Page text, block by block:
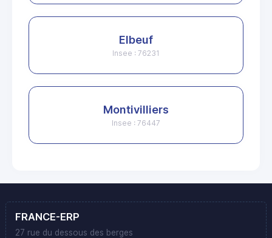
Elbeuf
Insee : 76231
Montivilliers
Insee : 76447
FRANCE-ERP
27 rue du dessous des berges